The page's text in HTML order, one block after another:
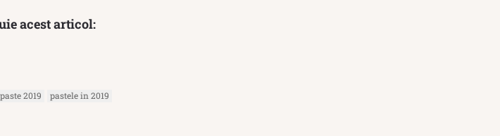
acest articol:
paste 2019 pastele in 2019